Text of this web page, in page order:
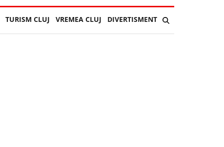
TURISM CLUJ VREMEA CLUJ DIVERTISMENT